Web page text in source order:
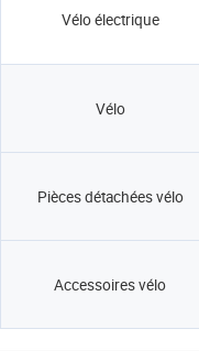
Vélo électrique
Vélo
Pièces détachées vélo
Accessoires vélo